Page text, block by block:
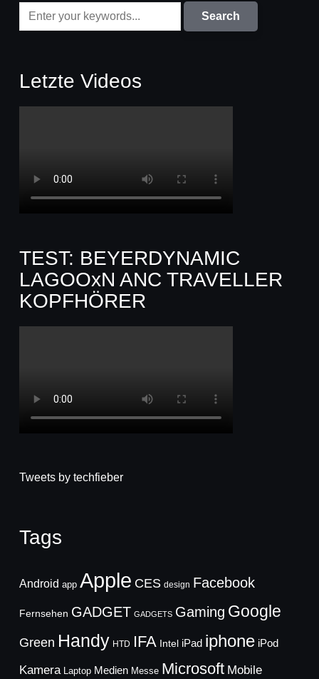
Letzte Videos
TEST: BEYERDYNAMIC
LAGOOxN ANC TRAVELLER
KOPFHÖRER
Tweets by techfieber
Tags
Android app Apple CES design Facebook
Fernsehen GADGET GADGETS Gaming Google
Green Handy HTD IFA Intel iPad iphone iPod
Kamera Laptop Medien Messe Microsoft Mobile